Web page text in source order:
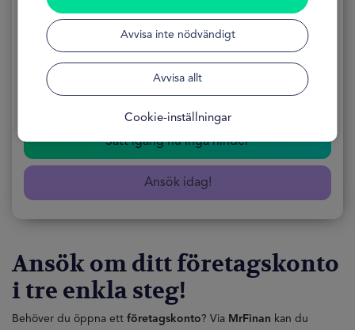
Avvisa inte nödvändigt
Avvisa allt
Cookie-inställningar
ANSÖKNING 100% Online
FORMULÄRET Gratis
Sätt igång nu inga hinder
Ansök idag!
Ansök om ditt företagskonto
i tre enkla steg!
Behöver du öppna ett företagskonto? Via MrFinan kan du